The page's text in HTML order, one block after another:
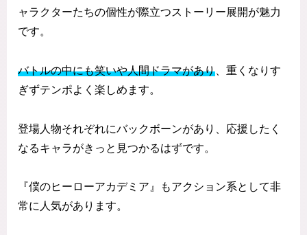
ャラクターたちの個性が際立つストーリー展開が魅力
です。
バトルの中にも笑いや人間ドラマがあり 、重くなりす
ぎずテンポよく楽しめます。
登場人物それぞれにバックボーンがあり、応援したく
なるキャラがきっと見つかるはずです。
『僕のヒーローアカデミア』もアクション系として非
常に人気があります。